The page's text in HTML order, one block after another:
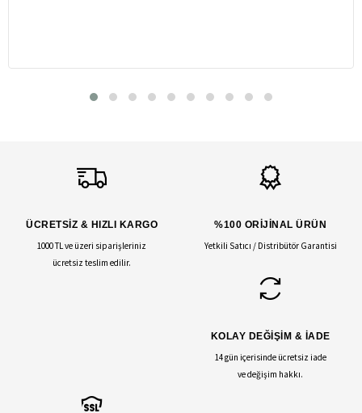
ÜCRETSİZ & HIZLI KARGO
1000 TL ve üzeri siparişleriniz
ücretsiz teslim edilir.
%100 ORİJİNAL ÜRÜN
Yetkili Satıcı / Distribütör Garantisi
KOLAY DEĞİŞİM & İADE
14 gün içerisinde ücretsiz iade
ve değişim hakkı.